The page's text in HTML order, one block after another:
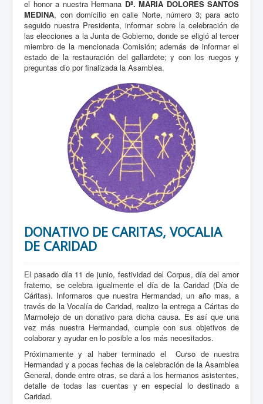
el honor a nuestra Hermana Dª. MARIA DOLORES SANTOS
MEDINA, con domicilio en calle Norte, número 3; para acto
seguido nuestra Presidenta, informar sobre la celebración de
las elecciones a la Junta de Gobierno, donde se eligió al tercer
miembro de la mencionada Comisión; además de informar el
estado de la restauración del gallardete; y con los ruegos y
preguntas dio por finalizada la Asamblea.
DONATIVO DE CARITAS, VOCALIA
DE CARIDAD
El pasado día 11 de junio, festividad del Corpus, día del amor
fraterno, se celebra igualmente el día de la Caridad (Día de
Cáritas). Informaros que nuestra Hermandad, un año mas, a
través de la Vocalía de Caridad, realizo la entrega a Cáritas de
Marmolejo de un donativo para dicha causa. Es así que una
vez más nuestra Hermandad, cumple con sus objetivos de
colaborar y ayudar en lo posible a los más necesitados.
Próximamente y al haber terminado el Curso de nuestra
Hermandad y a pocas fechas de la celebración de la Asamblea
General, donde entre otras, se dará a los hermanos asistentes,
detalle de todas las cuentas y en especial lo destinado a
Caridad.